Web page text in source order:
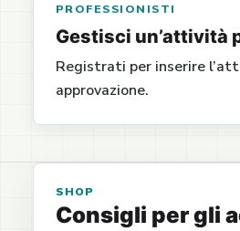
PROFESSIONISTI
Gestisci un’attività
Registrati per inserire
approvazione.
SHOP
Consigli per gli